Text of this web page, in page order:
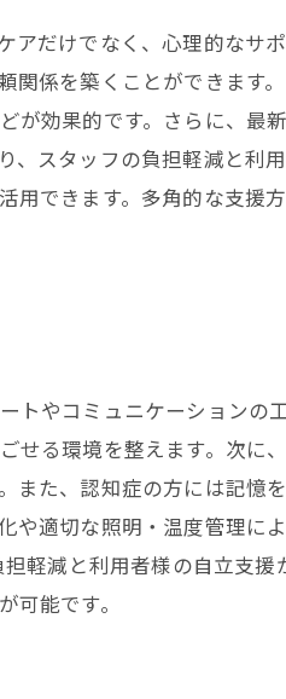
だけでなく、心理的なサ
係を築くことができます
が効果的です。さらに、最
スタッフの負担軽減と利
できます。多角的な支援
やコミュニケーションの
せる環境を整えます。次に
た、認知症の方には記憶
や適切な照明・温度管理に
軽減と利用者様の自立支
可能です。